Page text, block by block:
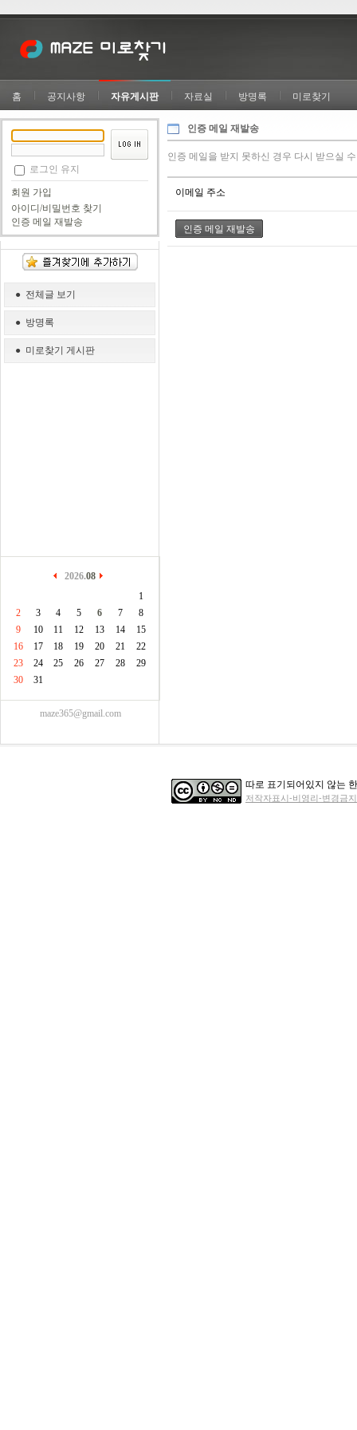
홈 공지사항 자유게시판 자료실 방명록 미로찾기
로그인 유지
회원 가입
아이디/비밀번호 찾기
인증 메일 재발송
● 전체글 보기
● 방명록
● 미로찾기 게시판
2026.08
1
2
3 4 5 6 7
8
9
10 11 12 13 14
15
16
17 18 19 20 21
22
23
24 25 26 27 28
29
30
31
maze365@gmail.com
인증 메일 재발송
인증 메일을 받지 못하신 경우 다시 받으실
이메일 주소
따로 표기되어있지 않는
저작자표시-비영리-변경금